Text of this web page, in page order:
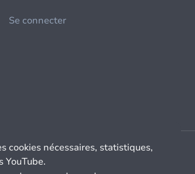
Se connecter
cookies nécessaires, statistiques,
YouTube.